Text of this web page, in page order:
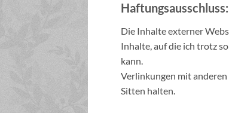
Haftungsausschluss:
Die Inhalte externer
Inhalte, auf die ich trotz
kann.
Verlinkungen mit
Sitten halten.